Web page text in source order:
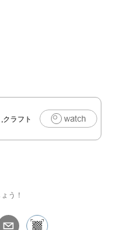
クラフト
う！